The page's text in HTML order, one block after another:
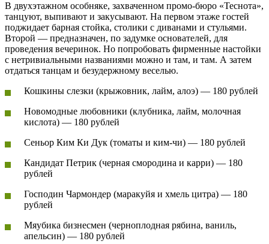
В двухэтажном особняке, захваченном промо-бюро «Теснота»,
танцуют, выпивают и закусывают. На первом этаже гостей
поджидает барная стойка, столики с диванами и стульями.
Второй — предназначен, по задумке основателей, для
проведения вечеринок. Но попробовать фирменные настойки
с нетривиальными названиями можно и там, и там. А затем
отдаться танцам и безудержному веселью.
Кошкины слезки (крыжовник, лайм, алоэ) — 180 рублей
Новомодные любовники (клубника, лайм, молочная
кислота) — 180 рублей
Сеньор Ким Ки Дук (томаты и ким-чи) — 180 рублей
Кандидат Петрик (черная смородина и карри) — 180
рублей
Господин Чармондер (маракуйя и хмель цитра) — 180
рублей
Мяубика бизнесмен (черноплодная рябина, ваниль,
апельсин) — 180 рублей